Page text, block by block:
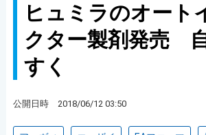
ヒュミラのオート
クター製剤発売
すく
公開日時 2018/06/12 03:50